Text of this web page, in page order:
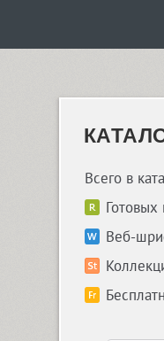
Всего в
Готовых
Веб-